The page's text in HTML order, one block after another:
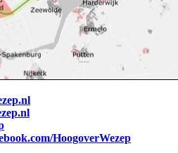
HoogoverWezep